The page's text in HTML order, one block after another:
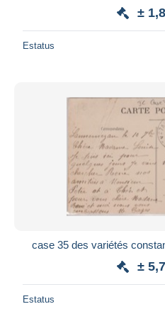
±
Estatus
case 35 des variétés
±
Estatus